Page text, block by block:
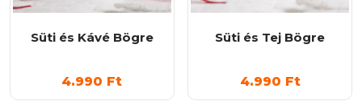
Süti és Kávé Bögre
4.990 Ft
Süti és Tej Bögre
4.990 Ft